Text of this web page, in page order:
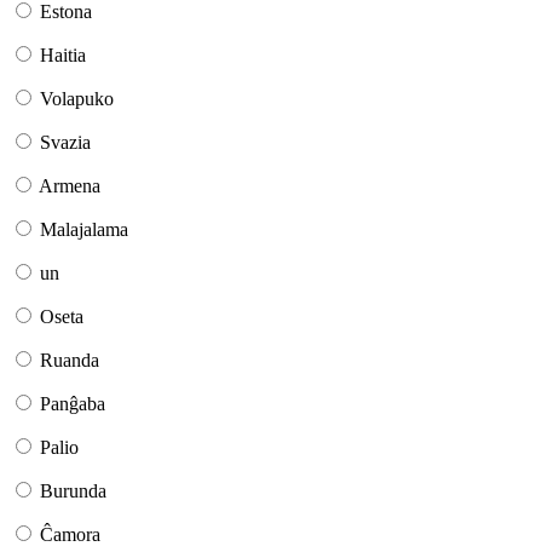
Estona
Haitia
Volapuko
Svazia
Armena
Malajalama
un
Oseta
Ruanda
Panĝaba
Palio
Burunda
Ĉamora